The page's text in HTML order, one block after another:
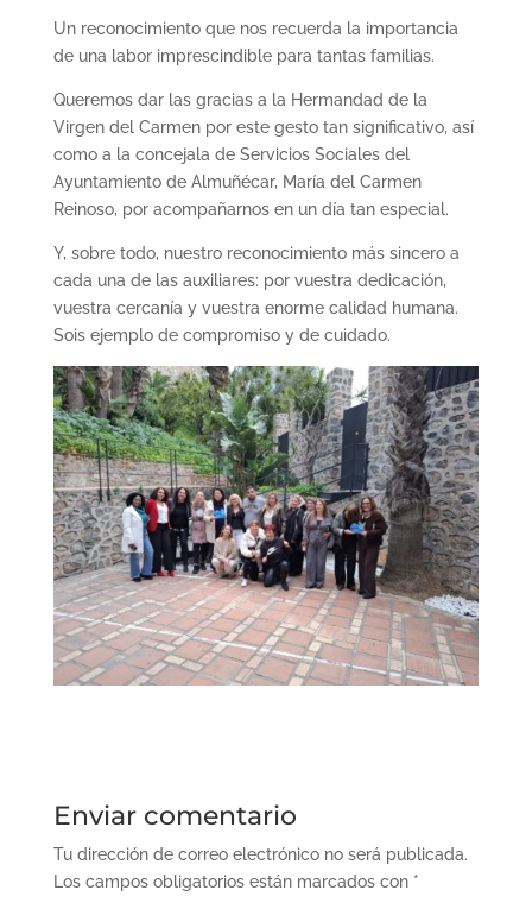
Un reconocimiento que nos recuerda la importancia
de una labor imprescindible para tantas familias.
Queremos dar las gracias a la Hermandad de la
Virgen del Carmen por este gesto tan significativo, así
como a la concejala de Servicios Sociales del
Ayuntamiento de Almuñécar, María del Carmen
Reinoso, por acompañarnos en un día tan especial.
Y, sobre todo, nuestro reconocimiento más sincero a
cada una de las auxiliares: por vuestra dedicación,
vuestra cercanía y vuestra enorme calidad humana.
Sois ejemplo de compromiso y de cuidado.
Enviar comentario
Tu dirección de correo electrónico no será publicada.
Los campos obligatorios están marcados con *